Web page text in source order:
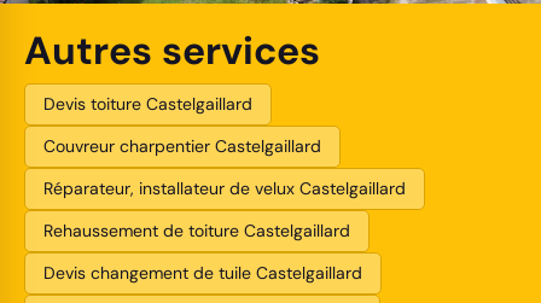
Autres services
Devis toiture Castelgaillard
Couvreur charpentier Castelgaillard
Réparateur, installateur de velux Castelgaillard
Rehaussement de toiture Castelgaillard
Devis changement de tuile Castelgaillard